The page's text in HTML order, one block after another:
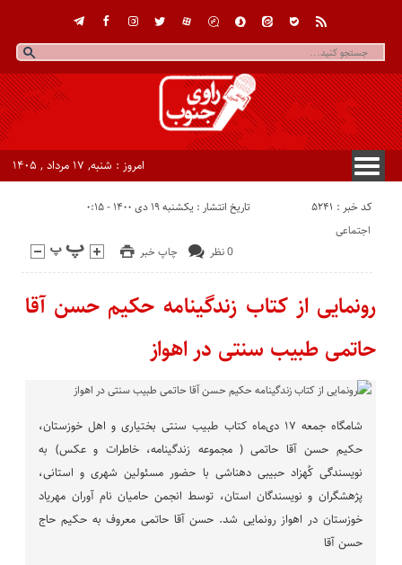
امروز : شنبه, ۱۷ مرداد , ۱۴۰۵
کد خبر : 5241 تاریخ انتشار : یکشنبه ۱۹ دی ۱۴۰۰ - ۰:۱۵
چاپ خبر 0 نظر
اجتماعی
رونمایی از کتاب زندگینامه حکیم حسن آقا
حاتمی طبیب سنتی در اهواز
شامگاه جمعه ۱۷ دی‌ماه کتاب طبیب سنتی بختیاری و اهل خوزستان،
حکیم حسن آقا حاتمی ( مجموعه زندگینامه، خاطرات و عکس) به
نویسندگی کُهزاد حبیبی دهناشی با حضور مسئولین شهری و استانی،
پژهشگران و نویسندگان استان، توسط انجمن حامیان نام آوران مهریاد
خوزستان در اهواز رونمایی شد. حسن آقا حاتمی معروف به حکیم حاج
حسن آقا